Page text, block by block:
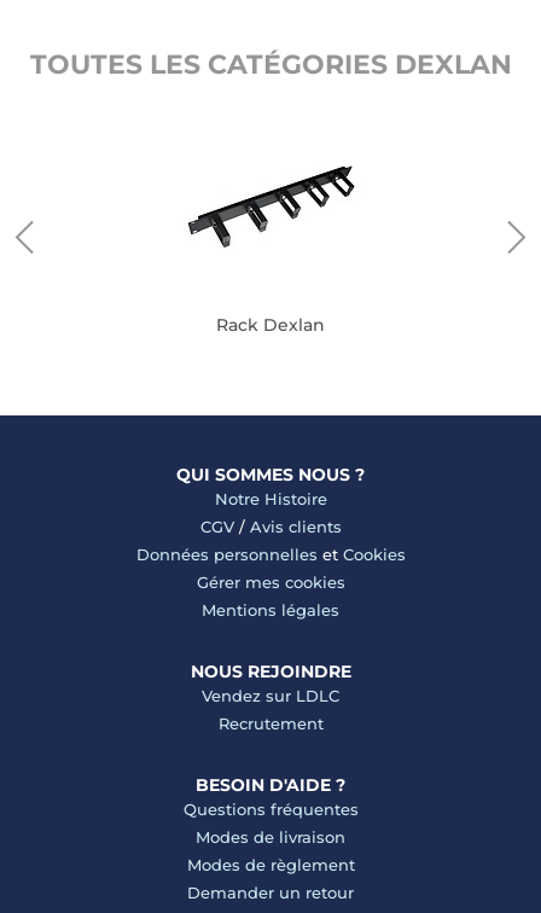
TOUTES LES CATÉGORIES DEXLAN
Rack Dexlan
QUI SOMMES NOUS ?
Notre Histoire
CGV/ Avis clients
Données personnelles et Cookies
Gérer mes cookies
Mentions légales
NOUS REJOINDRE
Vendez sur LDLC
Recrutement
BESOIN D'AIDE ?
Questions fréquentes
Modes de livraison
Modes de règlement
Demander un retour